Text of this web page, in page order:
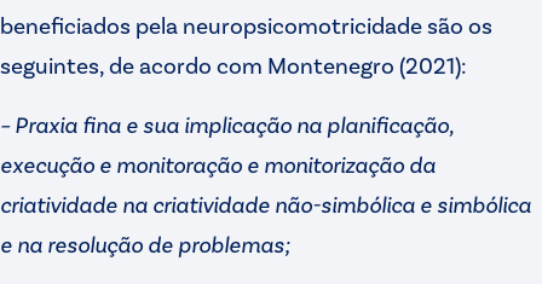
beneficiados pela neuropsicomotricidade são os
seguintes, de acordo com Montenegro (2021):
– Praxia fina e sua implicação na planificação,
execução e monitoração e monitorização da
criatividade na criatividade não-simbólica e simbólica
e na resolução de problemas;